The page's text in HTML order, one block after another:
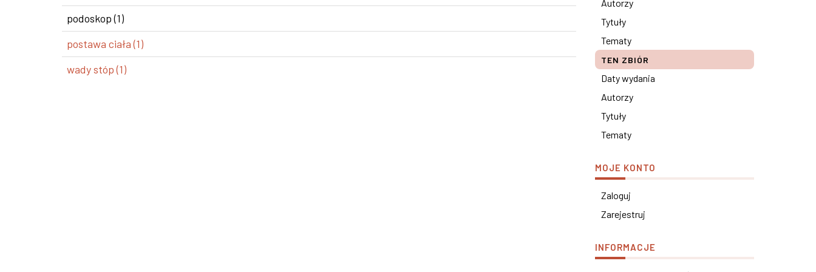
podoskop (1)
postawa ciała (1)
wady stóp (1)
Autorzy
Tytuły
Tematy
TEN ZBIÓR
Daty wydania
Autorzy
Tytuły
Tematy
MOJE KONTO
Zaloguj
Zarejestruj
INFORMACJE